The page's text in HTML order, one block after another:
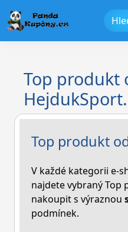
to
content
Top produkt
Top produkt
V každé kategorii e-
najdete vybraný
nakoupit s výraznou
podmínek.